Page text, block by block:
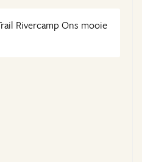
Rivercamp Ons mooie